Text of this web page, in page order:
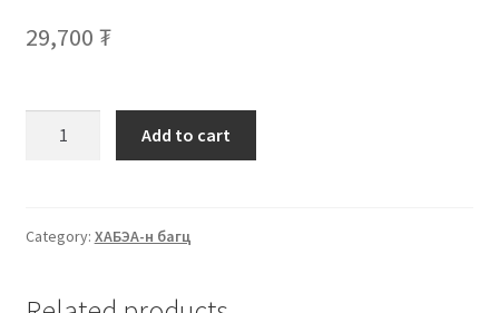
29,700 ₮
Add to cart
Category: ХАБЭА-н багц